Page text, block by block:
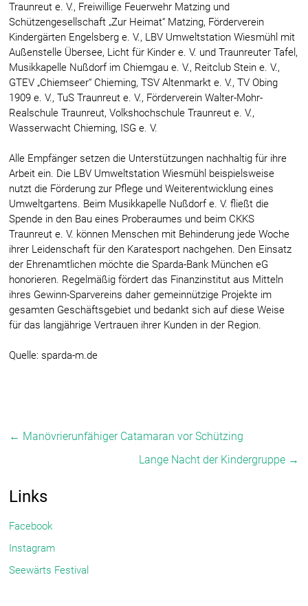
Traunreut e. V., Freiwillige Feuerwehr Matzing und
Schützengesellschaft „Zur Heimat“ Matzing, Förderverein
Kindergärten Engelsberg e. V., LBV Umweltstation Wiesmühl mit
Außenstelle Übersee, Licht für Kinder e. V. und Traunreuter Tafel,
Musikkapelle Nußdorf im Chiemgau e. V., Reitclub Stein e. V.,
GTEV „Chiemseer“ Chieming, TSV Altenmarkt e. V., TV Obing
1909 e. V., TuS Traunreut e. V., Förderverein Walter-Mohr-
Realschule Traunreut, Volkshochschule Traunreut e. V.,
Wasserwacht Chieming, ISG e. V.
Alle Empfänger setzen die Unterstützungen nachhaltig für ihre
Arbeit ein. Die LBV Umweltstation Wiesmühl beispielsweise
nutzt die Förderung zur Pflege und Weiterentwicklung eines
Umweltgartens. Beim Musikkapelle Nußdorf e. V. fließt die
Spende in den Bau eines Proberaumes und beim CKKS
Traunreut e. V. können Menschen mit Behinderung jede Woche
ihrer Leidenschaft für den Karatesport nachgehen. Den Einsatz
der Ehrenamtlichen möchte die Sparda-Bank München eG
honorieren. Regelmäßig fördert das Finanzinstitut aus Mitteln
ihres Gewinn-Sparvereins daher gemeinnützige Projekte im
gesamten Geschäftsgebiet und bedankt sich auf diese Weise
für das langjährige Vertrauen ihrer Kunden in der Region.
Quelle: sparda-m.de
← Manövrierunfähiger Catamaran vor Schützing
Lange Nacht der Kindergruppe →
Links
Facebook
Instagram
Seewärts Festival